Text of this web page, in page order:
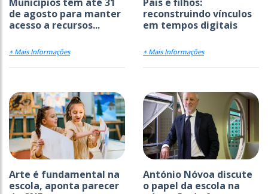
de agosto para manter
acesso a recursos...
+ Mais Informações
reconstruindo vínculos
em tempos digitais
+ Mais Informações
Arte é fundamental na
escola, aponta parecer
António Nóvoa discute
o papel da escola na